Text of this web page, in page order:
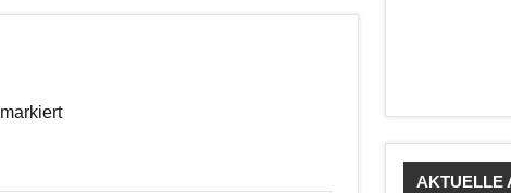
markiert
AKTUELLE